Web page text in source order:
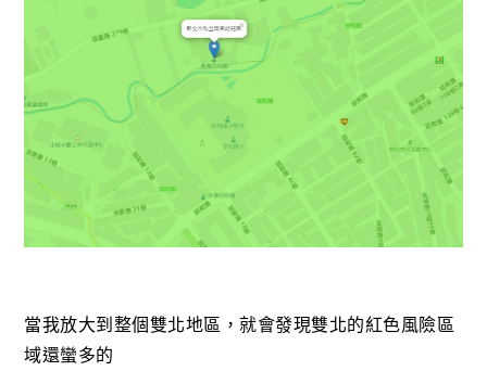
當我放大到整個雙北地區，就會發現雙北的紅色風險區
域還蠻多的